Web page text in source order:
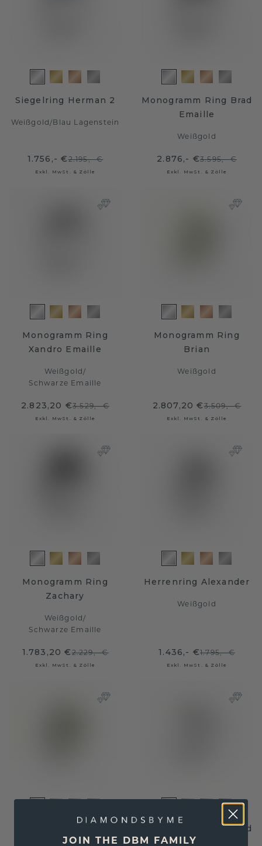
Siegelring Herman 2
Weißgold/Blau Lagenstein
1.756,- €2.195,- €
Exkl. MwSt. & Zölle
Monogramm Ring Brad
Emaille
Weißgold
2.876,- €3.595,- €
Exkl. MwSt. & Zölle
Monogramm Ring
Xandro Emaille
Weißgold/
Schwarze Emaille
2.823,20 €3.529,- €
Exkl. MwSt. & Zölle
Monogramm Ring
Brian
Weißgold
2.807,20 €3.509,- €
Exkl. MwSt. & Zölle
Monogramm Ring
Zachary
Weißgold/
Schwarze Emaille
1.783,20 €2.229,- €
Exkl. MwSt. & Zölle
Herrenring Alexander
Weißgold
1.436,- €1.795,- €
Exkl. MwSt. & Zölle
Xandro
Monogramm Ring Brad
JOIN THE DBM FAMILY